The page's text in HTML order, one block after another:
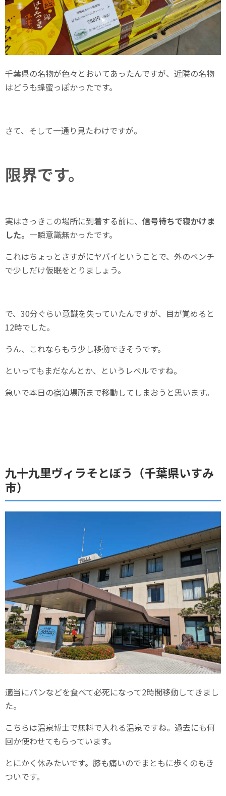
千葉県の名物が色々とおいてあったんですが、近隣の名物
はどうも蜂蜜っぽかったです。
さて、そして一通り見たわけですが。
限界です。
実はさっきこの場所に到着する前に、 信号待ちで寝かけま
した。 一瞬意識無かったです。
これはちょっとさすがにヤバイということで、外のベンチ
で少しだけ仮眠をとりましょう。
で、30分ぐらい意識を失っていたんですが、目が覚めると
12時でした。
うん、これならもう少し移動できそうです。
といってもまだなんとか、というレベルですね。
急いで本日の宿泊場所まで移動してしまおうと思います。
九十九里ヴィラそとぼう（千葉県いすみ
市）
適当にパンなどを食べて必死になって2時間移動してきまし
た。
こちらは温泉博士で無料で入れる温泉ですね。過去にも何
回か使わせてもらっています。
とにかく休みたいです。膝も痛いのでまともに歩くのもき
ついです。